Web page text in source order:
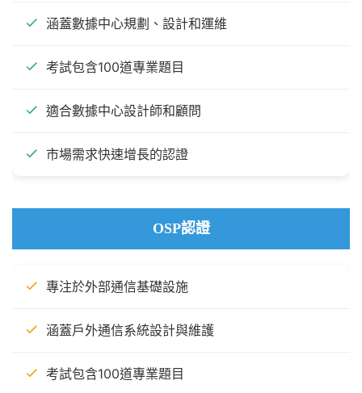
涵蓋數據中心規劃、設計和運維
考試包含100道專業題目
適合數據中心設計師和顧問
市場需求快速增長的認證
OSP認證
專注於外部通信基礎設施
涵蓋戶外通信系統設計與維護
考試包含100道專業題目